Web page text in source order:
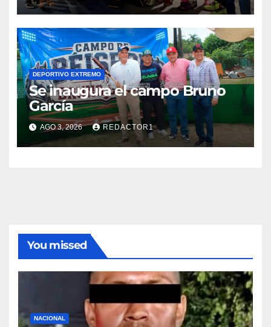
DEPORTIVO EXTREMO
Se inaugura el campo Bruno
García
AGO 3, 2026 REDACTOR1
You missed
NACIONAL